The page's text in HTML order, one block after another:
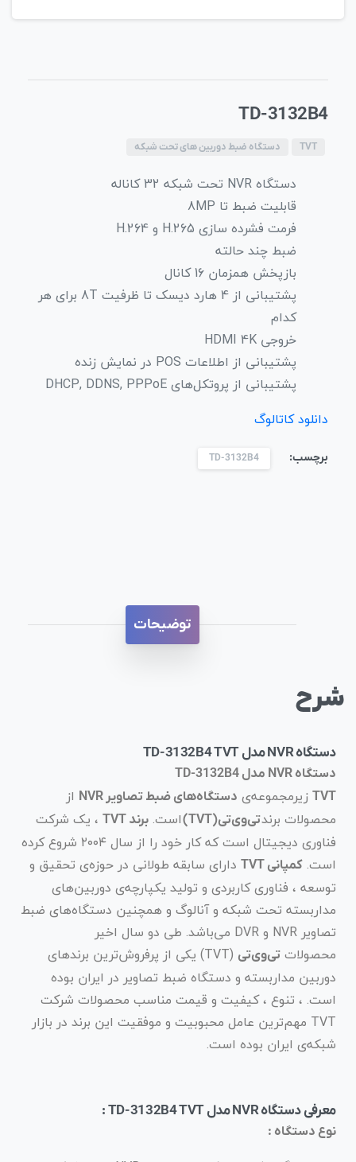
TD-3132B4
TVT دستگاه ضبط دوربین های تحت شبکه
دستگاه NVR تحت شبکه 32 کاناله
قابلیت ضبط تا 8MP
فرمت فشرده سازی 265.H و 264.H
ضبط چند حالته
بازپخش همزمان 16 کانال
پشتیبانی از 4 هارد دیسک تا ظرفیت 8T برای هر
کدام
خروجی HDMI 4K
پشتیبانی از اطلاعات POS در نمایش زنده
پشتیبانی از پروتکل‌های DHCP, DDNS, PPPoE
دانلود کاتالوگ
برچسب: TD-3132B4
توضیحات
شرح
دستگاه NVR مدل TD-3132B4 TVT
دستگاه NVR مدل TD-3132B4
TVT زیرمجموعه‌ی دستگاه‌های ضبط تصاویر NVR
از
محصولات برندتی‌وی‌تی(TVT) است. برند TVT
، یک شرکت
فناوری دیجیتال است که کار خود را از سال ۲۰۰۴ شروع کرده
است. کمپانی TVT
دارای سابقه طولانی در حوزه‌ی تحقیق و
توسعه ، فناوری کاربردی و تولید یکپارچه‌ی دوربین‌های
مداربسته تحت شبکه و آنالوگ و همچنین دستگاه‌های ضبط
تصاویر NVR و DVR می‌باشد. طی دو سال اخیر
محصولات تی‌وی‌تی
(TVT) یکی از پرفروش‌ترین برندهای
دوربین مداربسته و دستگاه ضبط تصاویر در ایران بوده
است. ، تنوع ، کیفیت و قیمت مناسب محصولات شرکت
TVT مهم‌ترین عامل محبوبیت و موفقیت این برند در بازار
شبکه‌ی ایران بوده است.
معرفی دستگاه NVR مدل TD-3132B4 TVT :
نوع دستگاه :